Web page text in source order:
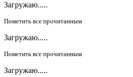
Загружаю.....
Пометить все прочитанным
Загружаю.....
Пометить все прочитанным
Загружаю.....